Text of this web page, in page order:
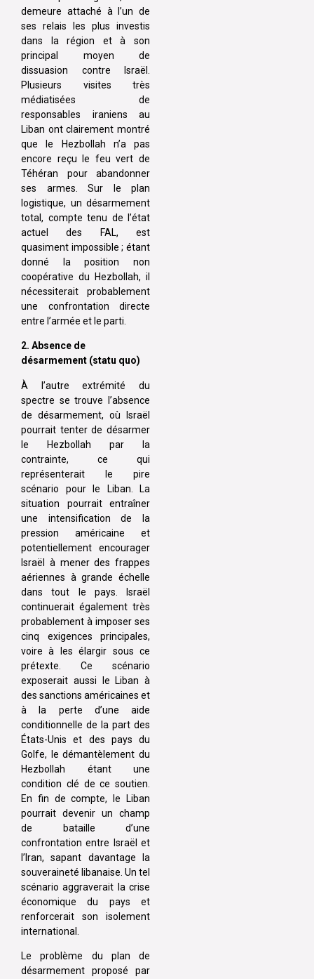
demeure attaché à l’un de
ses relais les plus investis
dans la région et à son
principal moyen de
dissuasion contre Israël.
Plusieurs visites très
médiatisées de
responsables iraniens au
Liban ont clairement montré
que le Hezbollah n’a pas
encore reçu le feu vert de
Téhéran pour abandonner
ses armes. Sur le plan
logistique, un désarmement
total, compte tenu de l’état
actuel des FAL, est
quasiment impossible ; étant
donné la position non
coopérative du Hezbollah, il
nécessiterait probablement
une confrontation directe
entre l’armée et le parti.
2. Absence de
désarmement (statu quo)
À l’autre extrémité du
spectre se trouve l’absence
de désarmement, où Israël
pourrait tenter de désarmer
le Hezbollah par la
contrainte, ce qui
représenterait le pire
scénario pour le Liban. La
situation pourrait entraîner
une intensification de la
pression américaine et
potentiellement encourager
Israël à mener des frappes
aériennes à grande échelle
dans tout le pays. Israël
continuerait également très
probablement à imposer ses
cinq exigences principales,
voire à les élargir sous ce
prétexte. Ce scénario
exposerait aussi le Liban à
des sanctions américaines et
à la perte d’une aide
conditionnelle de la part des
États-Unis et des pays du
Golfe, le démantèlement du
Hezbollah étant une
condition clé de ce soutien.
En fin de compte, le Liban
pourrait devenir un champ
de bataille d’une
confrontation entre Israël et
l’Iran, sapant davantage la
souveraineté libanaise. Un tel
scénario aggraverait la crise
économique du pays et
renforcerait son isolement
international.
Le problème du plan de
désarmement proposé par